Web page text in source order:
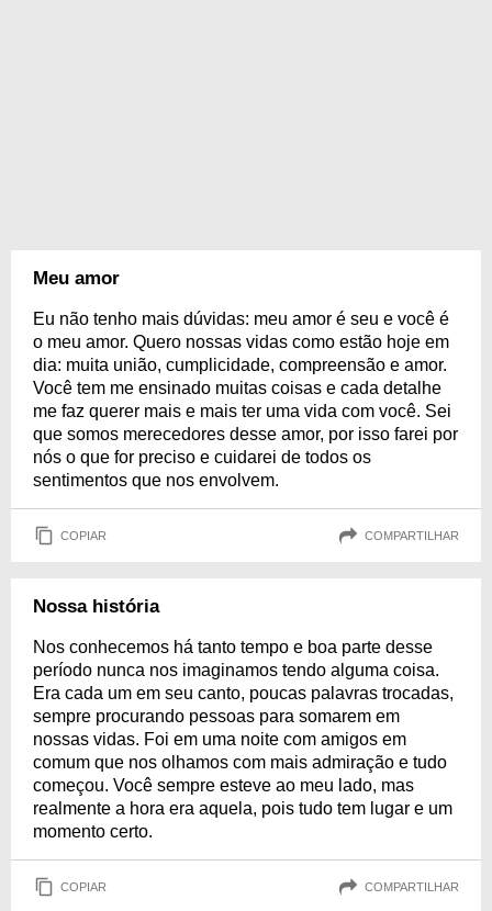
Meu amor
Eu não tenho mais dúvidas: meu amor é seu e você é
o meu amor. Quero nossas vidas como estão hoje em
dia: muita união, cumplicidade, compreensão e amor.
Você tem me ensinado muitas coisas e cada detalhe
me faz querer mais e mais ter uma vida com você. Sei
que somos merecedores desse amor, por isso farei por
nós o que for preciso e cuidarei de todos os
sentimentos que nos envolvem.
COPIAR COMPARTILHAR
Nossa história
Nos conhecemos há tanto tempo e boa parte desse
período nunca nos imaginamos tendo alguma coisa.
Era cada um em seu canto, poucas palavras trocadas,
sempre procurando pessoas para somarem em
nossas vidas. Foi em uma noite com amigos em
comum que nos olhamos com mais admiração e tudo
começou. Você sempre esteve ao meu lado, mas
realmente a hora era aquela, pois tudo tem lugar e um
momento certo.
COPIAR COMPARTILHAR